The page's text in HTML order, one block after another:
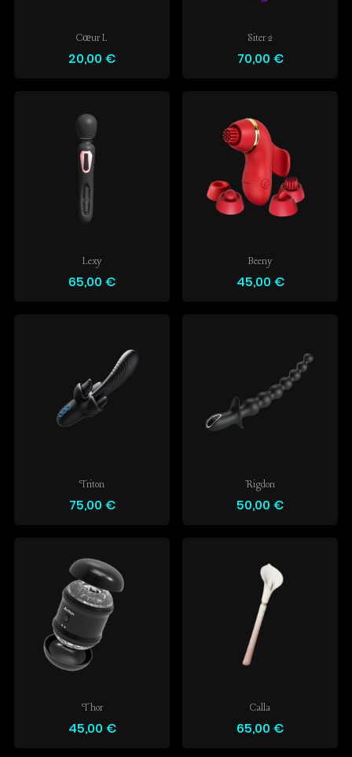
Cœur L
20,00 €
Siter 2
70,00 €
Lexy
65,00 €
Beeny
45,00 €
Triton
75,00 €
Rigdon
50,00 €
Thor
45,00 €
Calla
65,00 €